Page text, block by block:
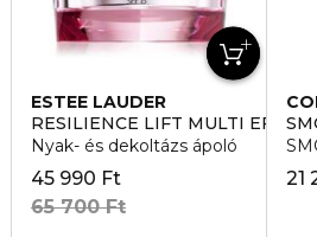
ESTEE LAUDER
RESILIENCE LIFT MULTI
Nyak- és dekoltázs ápoló
45 990 Ft
65 700 Ft
21